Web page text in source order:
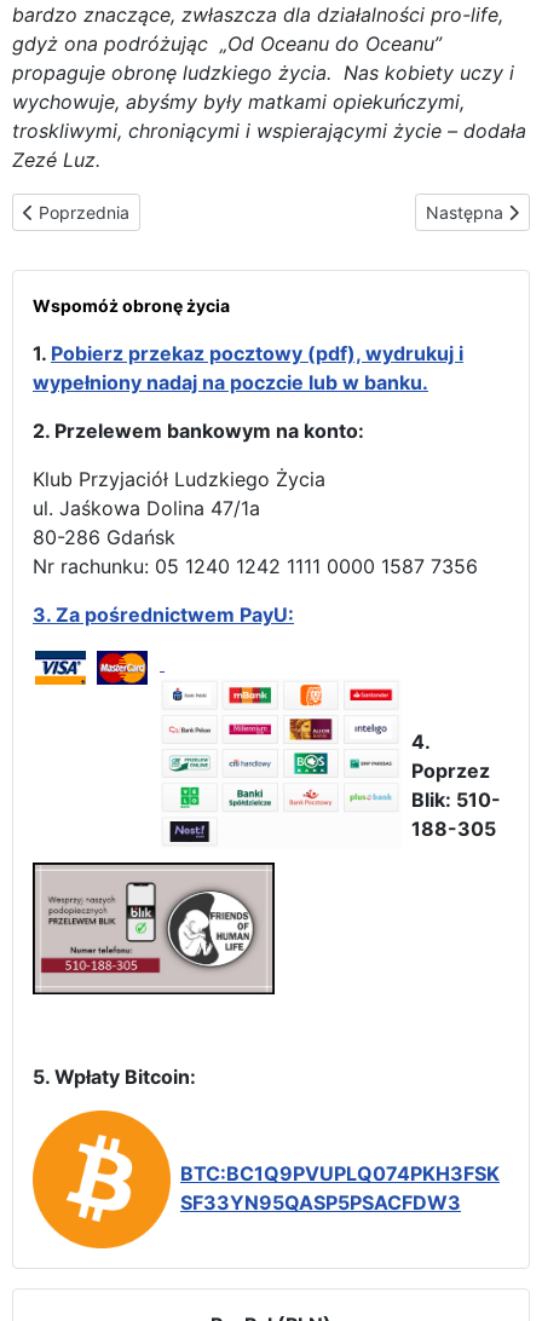
bardzo znaczące, zwłaszcza dla działalności pro-life,
gdyż ona podróżując „Od Oceanu do Oceanu”
propaguje obronę ludzkiego życia. Nas kobiety uczy i
wychowuje, abyśmy były matkami opiekuńczymi,
troskliwymi, chroniącymi i wspierającymi życie – dodała
Zezé Luz.
Poprzednia strona: Świadectwo matki – jak ważna jest pomoc
Poprzednia Następna
Następna
Wspomóż obronę życia
1. Pobierz przekaz pocztowy (pdf), wydrukuj i
wypełniony nadaj na poczcie lub w banku.
2. Przelewem bankowym na konto:
Klub Przyjaciół Ludzkiego Życia
ul. Jaśkowa Dolina 47/1a
80-286 Gdańsk
Nr rachunku: 05 1240 1242 1111 0000 1587 7356
3. Za pośrednictwem PayU:
4.
Poprzez
Blik: 510-
188-305
5. Wpłaty Bitcoin:
BTC:BC1Q9PVUPLQ074PKH3FSK
SF33YN95QASP5PSACFDW3